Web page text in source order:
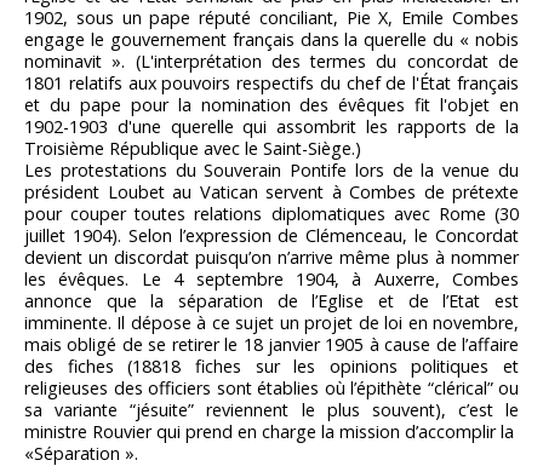
1902, sous un pape réputé conciliant, Pie X, Emile Combes
engage le gouvernement français dans la querelle du « nobis
nominavit ». (L'interprétation des termes du concordat de
1801 relatifs aux pouvoirs respectifs du chef de l'État français
et du pape pour la nomination des évêques fit l'objet en
1902-1903 d'une querelle qui assombrit les rapports de la
Troisième République avec le Saint-Siège.)
Les protestations du Souverain Pontife lors de la venue du
président Loubet au Vatican servent à Combes de prétexte
pour couper toutes relations diplomatiques avec Rome (30
juillet 1904). Selon l’expression de Clémenceau, le Concordat
devient un discordat puisqu’on n’arrive même plus à nommer
les évêques. Le 4 septembre 1904, à Auxerre, Combes
annonce que la séparation de l’Eglise et de l’Etat est
imminente. Il dépose à ce sujet un projet de loi en novembre,
mais obligé de se retirer le 18 janvier 1905 à cause de l’affaire
des fiches (18818 fiches sur les opinions politiques et
religieuses des officiers sont établies où l’épithète “clérical” ou
sa variante “jésuite” reviennent le plus souvent), c’est le
ministre Rouvier qui prend en charge la mission d’accomplir la
«Séparation ».